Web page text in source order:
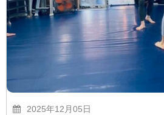
2025年12月05日